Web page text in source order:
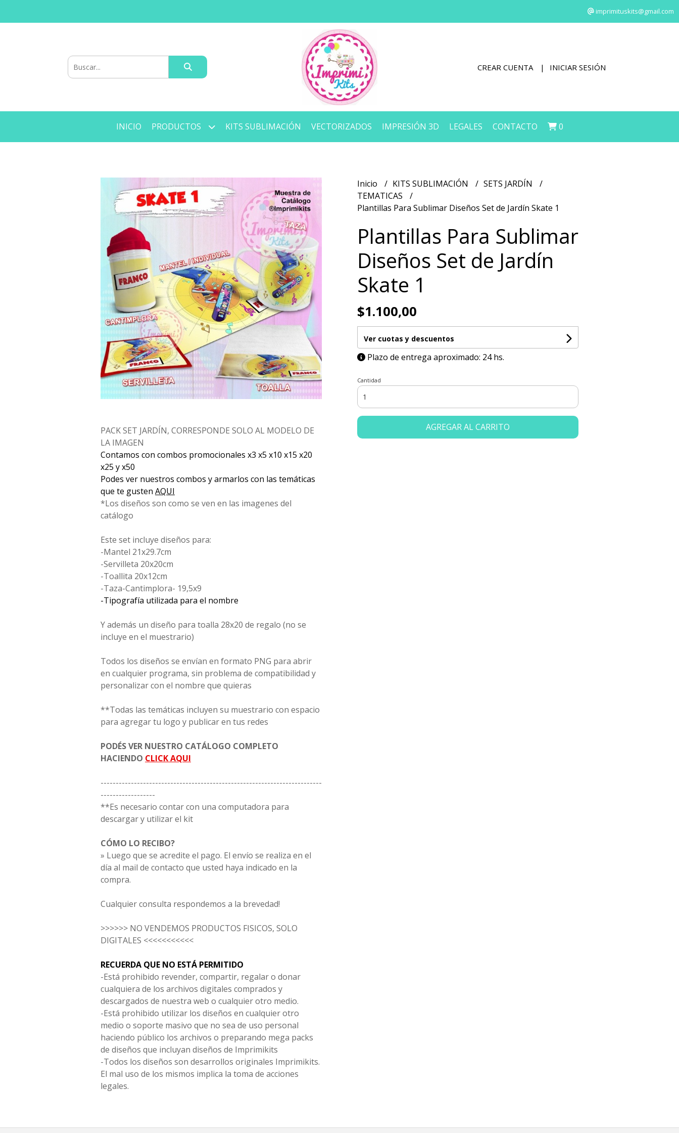
imprimituskits@gmail.com
CREAR CUENTA INICIAR SESIÓN
INICIO PRODUCTOS KITS SUBLIMACIÓN VECTORIZADOS IMPRESIÓN 3D LEGALES CONTACTO 0
PACK SET JARDÍN, CORRESPONDE SOLO AL MODELO DE
LA IMAGEN
Contamos con combos promocionales x3 x5 x10 x15 x20
x25 y x50
Podes ver nuestros combos y armarlos con las temáticas
que te gusten AQUI
*Los diseños son como se ven en las imagenes del
catálogo
Este set incluye diseños para:
-Mantel 21x29.7cm
-Servilleta 20x20cm
-Toallita 20x12cm
-Taza-Cantimplora- 19,5x9
-Tipografía utilizada para el nombre
Y además un diseño para toalla 28x20 de regalo (no se
incluye en el muestrario)
Todos los diseños se envían en formato PNG para abrir
en cualquier programa, sin problema de compatibilidad y
personalizar con el nombre que quieras
**Todas las temáticas incluyen su muestrario con espacio
para agregar tu logo y publicar en tus redes
PODÉS VER NUESTRO CATÁLOGO COMPLETO
HACIENDO CLICK AQUI
-------------------------------------------------------------------------
------------------
**Es necesario contar con una computadora para
descargar y utilizar el kit
CÓMO LO RECIBO?
» Luego que se acredite el pago. El envío se realiza en el
día al mail de contacto que usted haya indicado en la
compra.
Cualquier consulta respondemos a la brevedad!
>>>>>> NO VENDEMOS PRODUCTOS FISICOS, SOLO
DIGITALES <<<<<<<<<<<
RECUERDA QUE NO ESTÁ PERMITIDO
-Está prohibido revender, compartir, regalar o donar
cualquiera de los archivos digitales comprados y
descargados de nuestra web o cualquier otro medio.
-Está prohibido utilizar los diseños en cualquier otro
medio o soporte masivo que no sea de uso personal
haciendo público los archivos o preparando mega packs
de diseños que incluyan diseños de Imprimikits
-Todos los diseños son desarrollos originales Imprimikits.
El mal uso de los mismos implica la toma de acciones
legales.
Inicio KITS SUBLIMACIÓN
SETS JARDÍN
TEMATICAS
Plantillas Para Sublimar Diseños Set de Jardín Skate 1
Plantillas Para Sublimar
Diseños Set de Jardín
Skate 1
$1.100,00
Ver cuotas y descuentos
Plazo de entrega aproximado: 24 hs.
Cantidad
AGREGAR AL CARRITO